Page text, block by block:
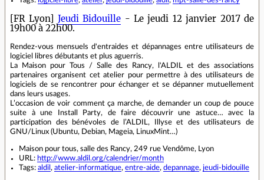
[FR Lyon] Jeudi Bidouille - Le jeudi 12 janvier 2017 de
19h00 à 22h00.
Rendez-vous mensuels d'entraides et dépannages entre utilisateurs de
logiciel libres débutants et plus aguerris.
La Maison pour Tous / Salle des Rancy, l'ALDIL et des associations
partenaires organisent cet atelier pour permettre à des utilisateurs de
logiciels de se rencontrer pour échanger et se dépanner mutuellement
dans leurs usages.
L’occasion de voir comment ça marche, de demander un coup de pouce
suite à une Install Party, de faire découvrir une astuce… avec la
participation des bénévoles de l’ALDIL, Illyse et des utilisateurs de
GNU/Linux (Ubuntu, Debian, Mageia, LinuxMint…)
Maison pour tous, salle des Rancy, 249 rue Vendôme, Lyon
URL: http://www.aldil.org/calendrier/month
Tags: aldil , atelier-informatique, entre-aide, depannage, jeudi-bidouille